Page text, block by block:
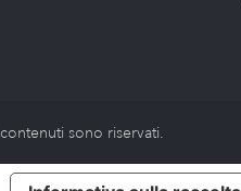
sono riservati.